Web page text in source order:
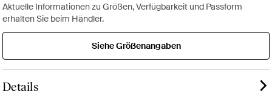
Aktuelle Informationen zu Größen, Verfügbarkeit und Passform
erhalten Sie beim Händler.
Siehe Größenangaben
Details